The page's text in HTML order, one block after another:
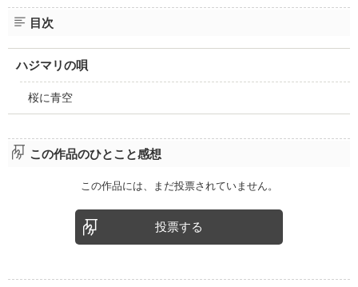
目次
ハジマリの唄
桜に青空
この作品のひとこと感想
この作品には、まだ投票されていません。
投票する